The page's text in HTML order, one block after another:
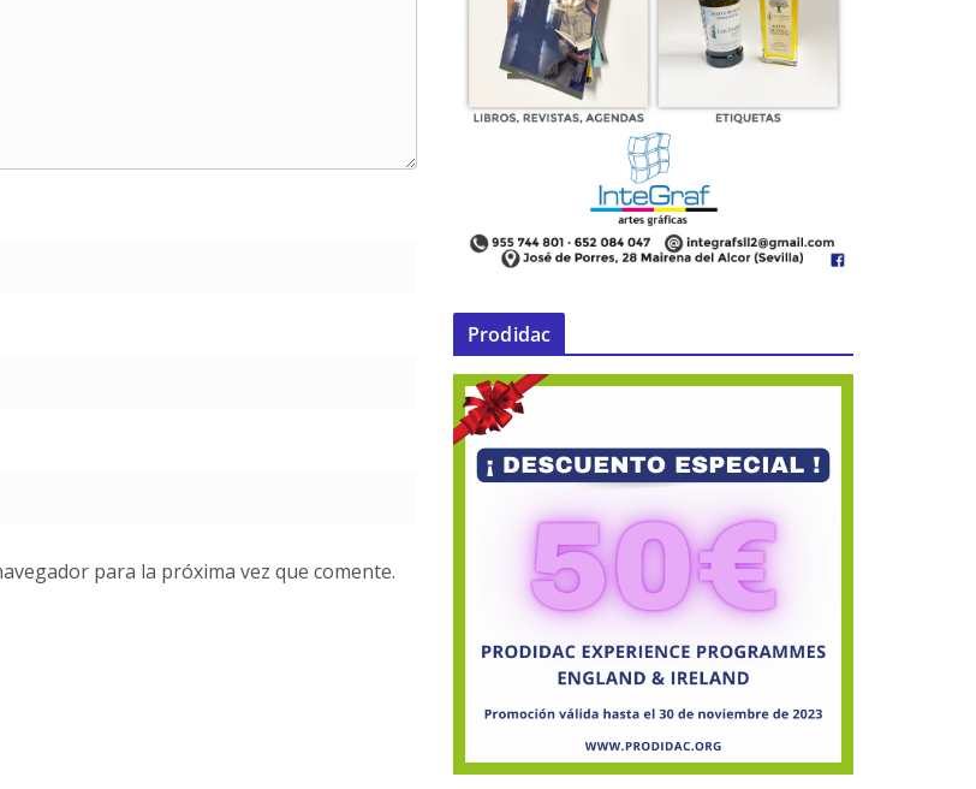
para la próxima vez que comente.
Prodidac